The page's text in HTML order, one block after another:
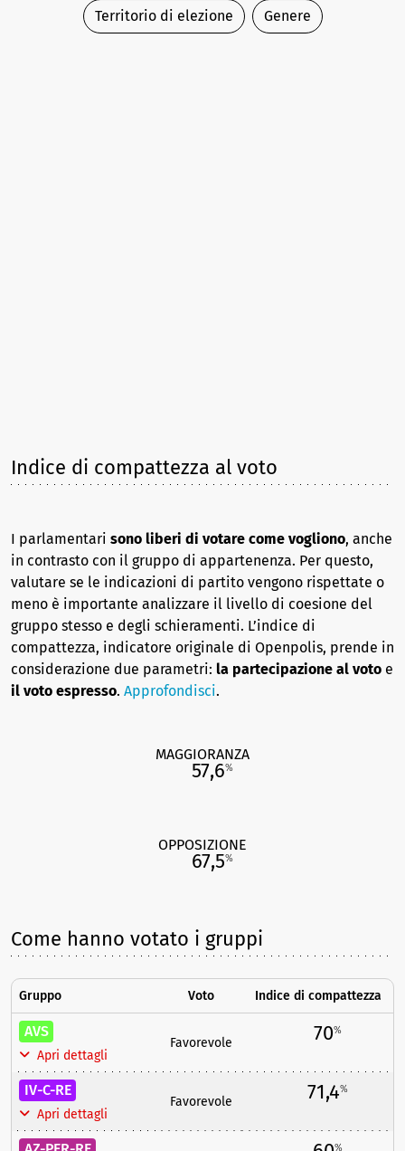
Territorio di elezione Genere
Indice di compattezza al voto
I parlamentari sono liberi di votare come vogliono, anche
in contrasto con il gruppo di appartenenza. Per questo,
valutare se le indicazioni di partito vengono rispettate o
meno è importante analizzare il livello di coesione del
gruppo stesso e degli schieramenti. L’indice di
compattezza, indicatore originale di Openpolis, prende in
considerazione due parametri: la partecipazione al voto e
il voto espresso. Approfondisci.
MAGGIORANZA
57,6%
OPPOSIZIONE
67,5%
Come hanno votato i gruppi
Gruppo Voto Indice di compattezza
AVS
Apri dettagli
Favorevole 70%
IV-C-RE
Apri dettagli
Favorevole 71,4%
%